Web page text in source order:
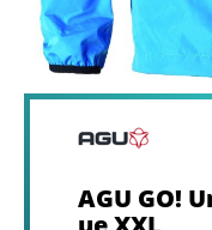
AGU GO!